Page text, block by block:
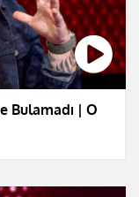
Bulamadı | O